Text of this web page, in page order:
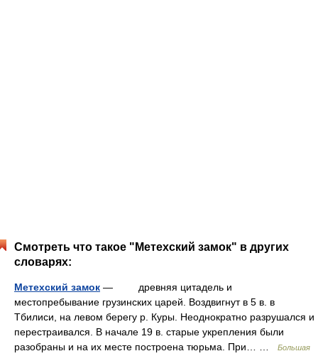
Смотреть что такое "Метехский замок" в других
словарях:
Метехский замок — древняя цитадель и
местопребывание грузинских царей. Воздвигнут в 5 в. в
Тбилиси, на левом берегу р. Куры. Неоднократно разрушался и
перестраивался. В начале 19 в. старые укрепления были
разобраны и на их месте построена тюрьма. При… …
Большая